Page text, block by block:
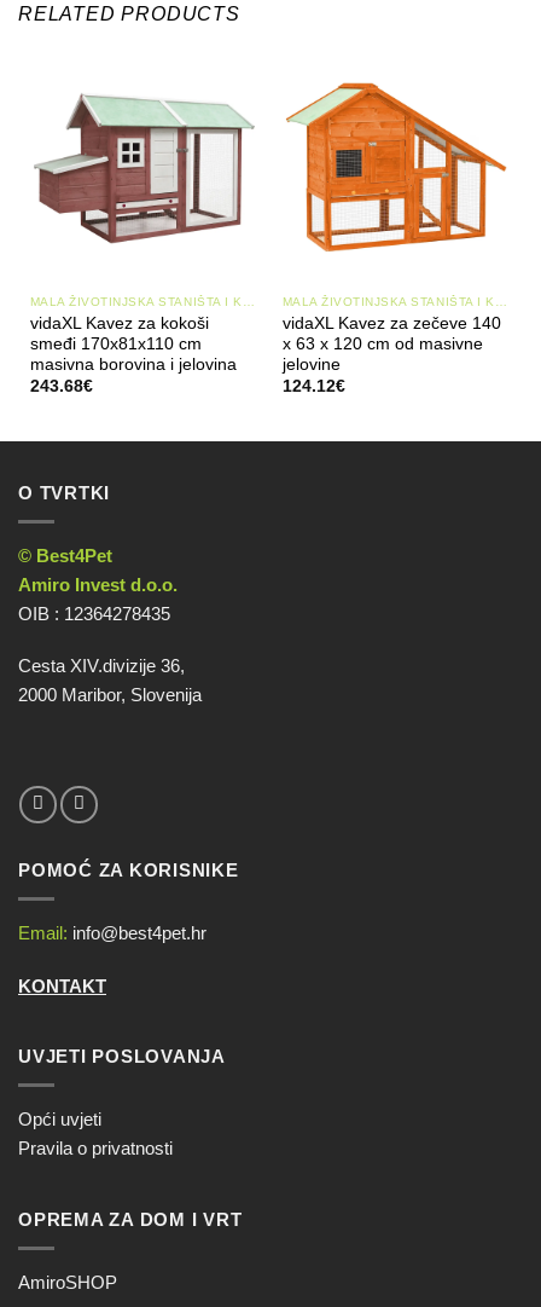
RELATED PRODUCTS
vidaXL Kavez za kokoši
smeđi 170x81x110 cm
masivna borovina i jelovina
243.68€
vidaXL Kavez za zečeve 140
x 63 x 120 cm od masivne
jelovine
124.12€
O TVRTKI
© Best4Pet
Amiro Invest d.o.o.
OIB : 12364278435
Cesta XIV.divizije 36,
2000 Maribor, Slovenija
POMOĆ ZA KORISNIKE
Email: info@best4pet.hr
KONTAKT
UVJETI POSLOVANJA
Opći uvjeti
Pravila o privatnosti
OPREMA ZA DOM I VRT
AmiroSHOP